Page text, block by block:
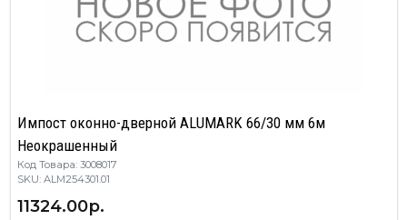
Импост оконно-дверной ALUMARK 66/30 мм 6м
Неокрашенный
Код Товара: 3008017
SKU: ALM254301.01
11324.00р.